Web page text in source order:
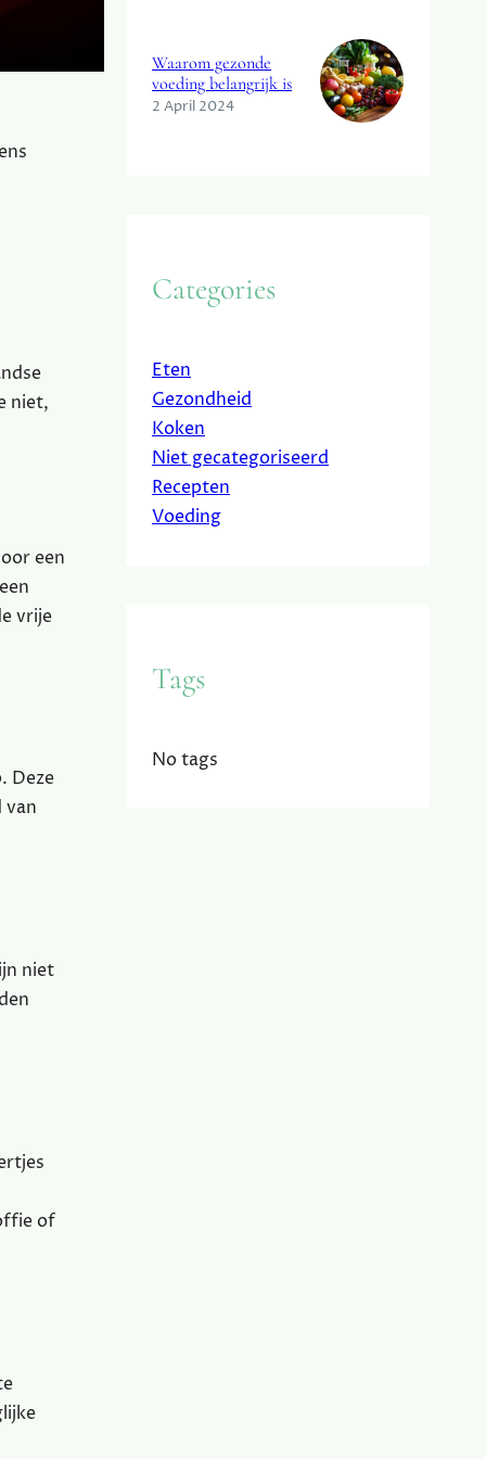
niet,
een
vrije
Deze
van
niet
of
Waarom gezonde
voeding belangrijk is
2 April 2024
Categories
Eten
Gezondheid
Koken
Niet gecategoriseerd
Recepten
Voeding
Tags
No tags